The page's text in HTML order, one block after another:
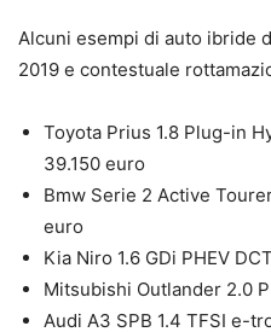
Alcuni esempi di auto ibride
2019 e contestuale
Toyota Prius 1.8 Plug-in
39.150 euro
Bmw Serie 2 Active
euro
Kia Niro 1.6 GDi PHEV
Mitsubishi Outlander 2.0
Audi A3 SPB 1.4 TFSI e-